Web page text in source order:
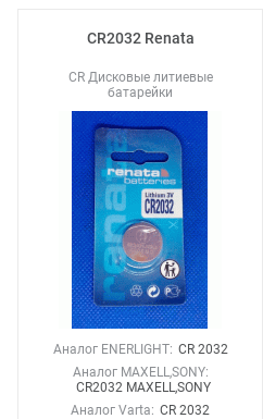
CR2032 Renata
CR Дисковые литиевые
батарейки
Аналог ENERLIGHT: CR 2032
Аналог MAXELL,SONY:
CR2032 MAXELL,SONY
Аналог Varta: CR 2032